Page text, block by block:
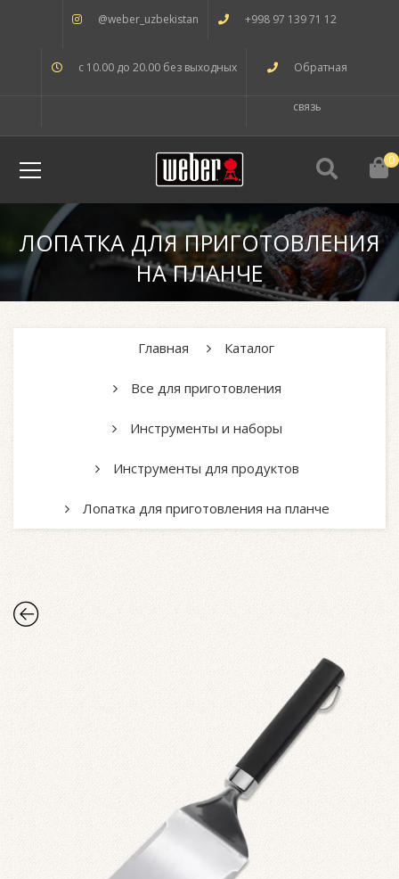
@weber_uzbekistan +998 97 139 71 12
с 10.00 до 20.00 без выходных Обратная
связь
0
ЛОПАТКА ДЛЯ ПРИГОТОВЛЕНИЯ
НА ПЛАНЧЕ
Главная Каталог
Все для приготовления
Инструменты и наборы
Инструменты для продуктов
Лопатка для приготовления на планче